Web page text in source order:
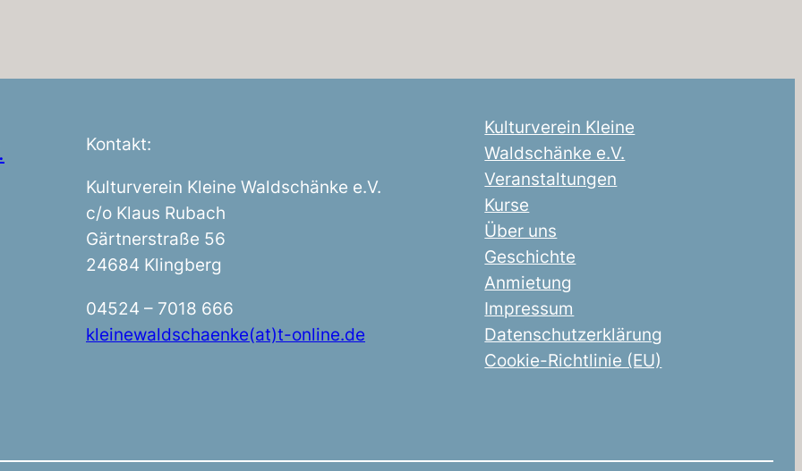
Kontakt:
Kulturverein Kleine Waldschänke e.V.
c/o Klaus Rubach
Gärtnerstraße 56
24684 Klingberg
04524 – 7018 666
kleinewaldschaenke(at)t-online.de
Kulturverein Kleine
Waldschänke e.V.
Veranstaltungen
Kurse
Über uns
Geschichte
Anmietung
Impressum
Datenschutzerklärung
Cookie-Richtlinie (EU)